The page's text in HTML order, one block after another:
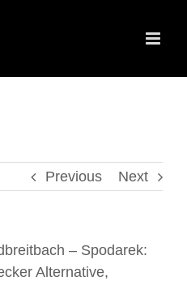
Previous Next
– Spodarek:
Alternative,